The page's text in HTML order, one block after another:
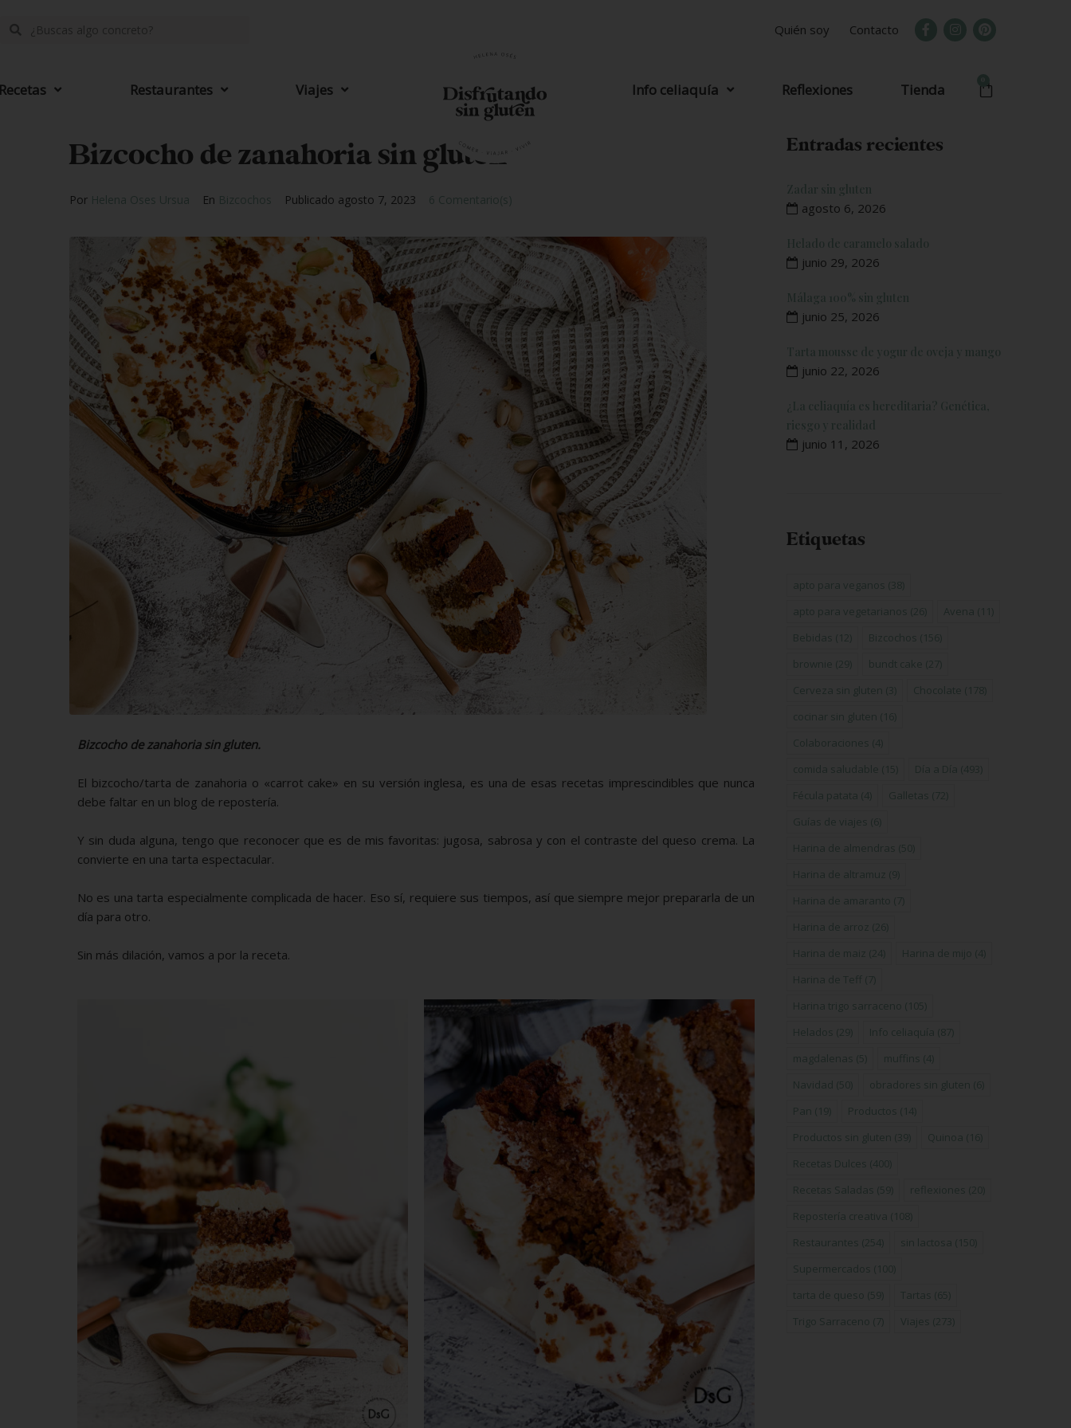
Quién soy Contacto
Restaurantes Viajes Info celiaquía Reflexiones Tienda
Bizcocho de zanahoria sin gluten
Por Helena Oses Ursua En Bizcochos Publicado agosto 7, 2023 6 Comentario(s)
Bizcocho de zanahoria sin gluten.
El bizcocho/tarta de zanahoria o «carrot cake» en su versión inglesa, es una de esas recetas imprescindibles que nunca
debe faltar en un blog de repostería.
Y sin duda alguna, tengo que reconocer que es de mis favoritas: jugosa, sabrosa y con el contraste del queso crema. La
convierte en una tarta espectacular.
No es una tarta especialmente complicada de hacer. Eso sí, requiere sus tiempos, así que siempre mejor prepararla de un
día para otro.
Sin más dilación, vamos a por la receta.
Entradas recientes
Zadar sin gluten
agosto 6, 2026
Helado de caramelo salado
junio 29, 2026
Málaga 100% sin gluten
junio 25, 2026
Tarta mousse de yogur de oveja y mango
junio 22, 2026
¿La celiaquía es hereditaria? Genética,
riesgo y realidad
junio 11, 2026
Etiquetas
apto para veganos (38)
apto para vegetarianos (26) Avena (11)
Bebidas (12) Bizcochos (156)
brownie (29) bundt cake (27)
Cerveza sin gluten (3) Chocolate (178)
cocinar sin gluten (16)
Colaboraciones (4)
comida saludable (15) Día a Día (493)
Fécula patata (4) Galletas (72)
Guías de viajes (6)
Harina de almendras (50)
Harina de altramuz (9)
Harina de amaranto (7)
Harina de arroz (26)
Harina de maiz (24) Harina de mijo (4)
Harina de Teff (7)
Harina trigo sarraceno (105)
Helados (29) Info celiaquía (87)
magdalenas (5) muffins (4)
Navidad (50) obradores sin gluten (6)
Pan (19) Productos (14)
Productos sin gluten (39) Quinoa (16)
Recetas Dulces (400)
Recetas Saladas (59) reflexiones (20)
Repostería creativa (108)
Restaurantes (254) sin lactosa (150)
Supermercados (100)
tarta de queso (59) Tartas (65)
Trigo Sarraceno (7) Viajes (273)